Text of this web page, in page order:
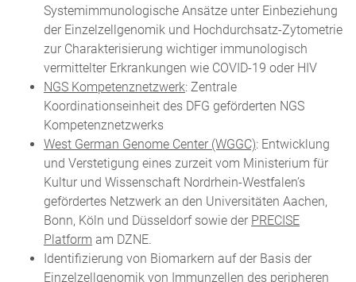
Systemimmunologische Ansätze unter Einbeziehung
der Einzelzellgenomik und Hochdurchsatz-Zytometrie
zur Charakterisierung wichtiger immunologisch
vermittelter Erkrankungen wie COVID-19 oder HIV
NGS Kompetenznetzwerk: Zentrale
Koordinationseinheit des DFG geförderten NGS
Kompetenznetzwerks
West German Genome Center (WGGC): Entwicklung
und Verstetigung eines zurzeit vom Ministerium für
Kultur und Wissenschaft Nordrhein-Westfalen’s
gefördertes Netzwerk an den Universitäten Aachen,
Bonn, Köln und Düsseldorf sowie der PRECISE
Platform am DZNE.
Identifizierung von Biomarkern auf der Basis der
Einzelzellgenomik von Immunzellen des peripheren